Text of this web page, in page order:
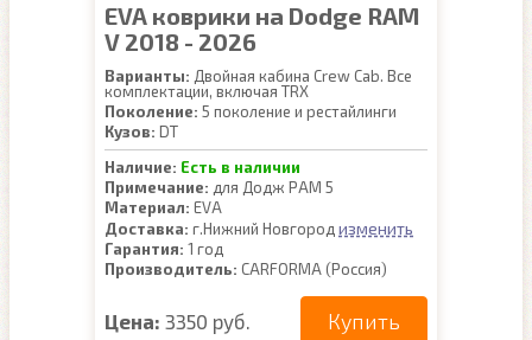
EVA коврики на Dodge RAM
V 2018 - 2026
Варианты: Двойная кабина Crew Cab. Все
комплектации, включая TRX
Поколение: 5 поколение и рестайлинги
Кузов: DT
Наличие: Есть в наличии
Примечание: для Додж РАМ 5
Материал: EVA
Доставка: г.Нижний Новгород изменить
Гарантия: 1 год
Производитель: CARFORMA (Россия)
Цена: 3350 руб. Купить